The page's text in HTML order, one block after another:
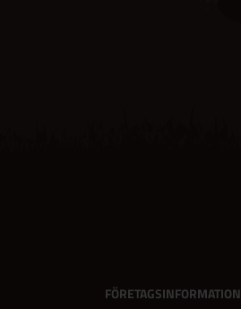
FÖRETAGSINFORMATION